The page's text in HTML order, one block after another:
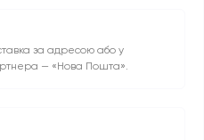
за адресою або у
— «Нова Пошта».